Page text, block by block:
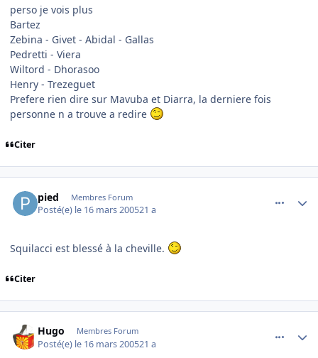
perso je vois plus
Bartez
Zebina - Givet - Abidal - Gallas
Pedretti - Viera
Wiltord - Dhorasoo
Henry - Trezeguet
Prefere rien dire sur Mavuba et Diarra, la derniere fois
personne n a trouve a redire
Citer
pied Membres Forum
Posté(e) le 16 mars 200521 a
Squilacci est blessé à la cheville.
Citer
Hugo Membres Forum
Posté(e) le 16 mars 200521 a